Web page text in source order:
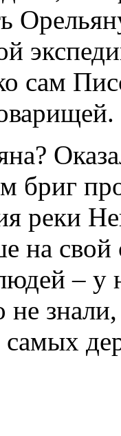
сам
бриг
реки
на
– у
самых